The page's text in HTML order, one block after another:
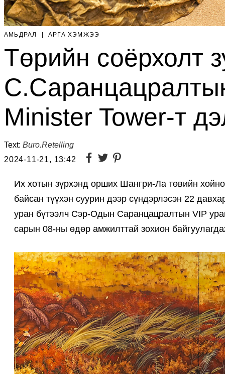
АМЬДРАЛ | АРГА ХЭМЖЭЭ
Төрийн соёрхолт
Minister Tower-т
Text: Buro.Retelling
2024-11-21, 13:42
Их хотын зүрхэнд орших Шангри-Ла төвийн
байсан түүхэн суурин дээр сүндэрлэсэн 22
уран бүтээлч Сэр-Одын Саранцацралтын VIP
сарын 08-ны өдөр амжилттай зохион